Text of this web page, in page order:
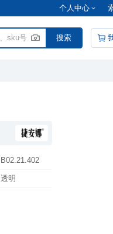
个人中心
B02.21.402
透明